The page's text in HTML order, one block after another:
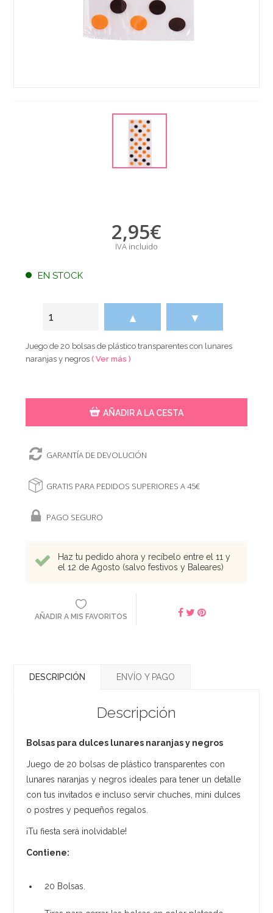
2,95€
IVA incluido
EN STOCK
▲ ▼
Juego de 20 bolsas de plástico transparentes con lunares
naranjas y negros( Ver más )
AÑADIR A LA CESTA
GARANTÍA DE DEVOLUCIÓN
GRATIS PARA PEDIDOS SUPERIORES A 45€
PAGO SEGURO
Haz tu pedido ahora y recíbelo entre el 11 y
el 12 de Agosto (salvo festivos y Baleares)
AÑADIR A MIS FAVORITOS
DESCRIPCIÓN ENVÍO Y PAGO
Descripción
Bolsas para dulces lunares naranjas y negros
Juego de 20 bolsas de plástico transparentes con
lunares naranjas y negros ideales para tener un detalle
con tus invitados e incluso servir chuches, mini dulces
o postres y pequeños regalos.
¡Tu fiesta será inolvidable!
Contiene:
20 Bolsas.